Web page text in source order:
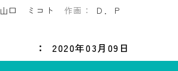
山口 ミコト 作画： Ｄ．Ｐ
2020年03月09日